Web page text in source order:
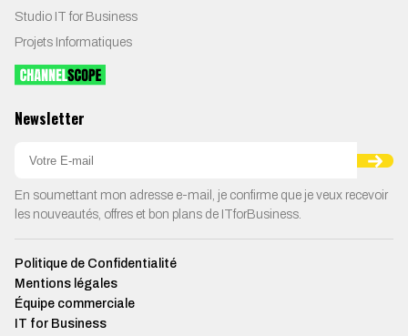
Studio IT for Business
Projets Informatiques
Newsletter
En soumettant mon adresse e-mail, je confirme que je veux recevoir
les nouveautés, offres et bon plans de ITforBusiness.
Politique de Confidentialité
Mentions légales
Équipe commerciale
IT for Business